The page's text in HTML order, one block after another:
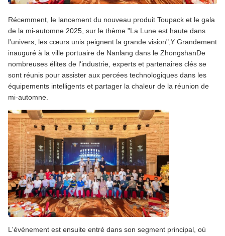
Récemment, le lancement du nouveau produit Toupack et le gala
de la mi-automne 2025, sur le thème "La Lune est haute dans
l'univers, les cœurs unis peignent la grande vision",¥ Grandement
inauguré à la ville portuaire de Nanlang dans le ZhongshanDe
nombreuses élites de l'industrie, experts et partenaires clés se
sont réunis pour assister aux percées technologiques dans les
équipements intelligents et partager la chaleur de la réunion de
mi-automne.
L'événement est ensuite entré dans son segment principal, où